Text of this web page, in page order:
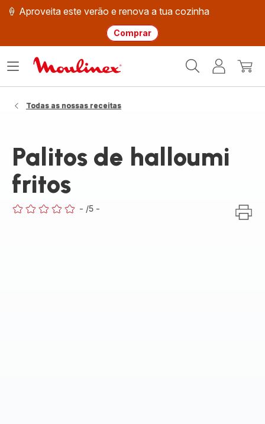
🍦 Aproveita este verão e renova a tua cozinha
Comprar
Moulinex
O
Abrir
Todas as nossas receitas
Palitos de halloumi
fritos
- /5 -